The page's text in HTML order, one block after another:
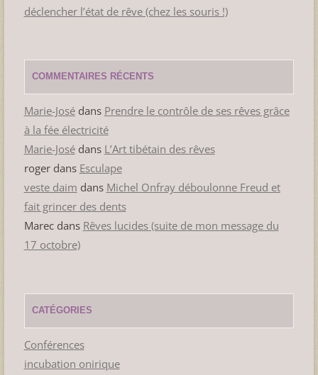
déclencher l’état de rêve (chez les souris !)
COMMENTAIRES RÉCENTS
Marie-Josédans Prendre le contrôle de ses rêves grâce
à la fée électricité
Marie-Josédans L’Art tibétain des rêves
rogerdans Esculape
veste daim dans Michel Onfray déboulonne Freud et
fait grincer des dents
Marecdans Rêves lucides (suite de mon message du
17 octobre)
CATÉGORIES
Conférences
incubation onirique